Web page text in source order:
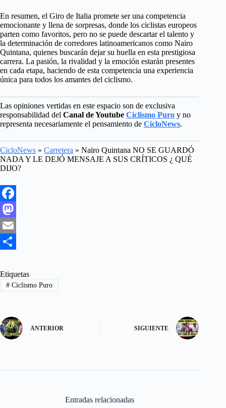
En resumen, el Giro de Italia promete ser una competencia
emocionante y llena de sorpresas, donde los ciclistas europeos
parten como favoritos, pero no se puede descartar el talento y
la determinación de corredores latinoamericanos como Nairo
Quintana, quienes buscarán dejar su huella en esta prestigiosa
carrera. La pasión, la rivalidad y la emoción estarán presentes
en cada etapa, haciendo de esta competencia una experiencia
única para todos los amantes del ciclismo.
Las opiniones vertidas en este espacio son de exclusiva
responsabilidad del Canal de Youtube Ciclismo Puro y no
representa necesariamente el pensamiento de CicloNews.
CicloNews » Carretera » Nairo Quintana NO SE GUARDÓ
NADA Y LE DEJÓ MENSAJE A SUS CRÍTICOS ¿ QUÉ
DIJO?
F
a
c
b
o
k
M
a
t
o
o
n
E
a
i
h
a
e
Etiquetas
#Ciclismo Puro
ANTERIOR SIGUIENTE
Entradas relacionadas